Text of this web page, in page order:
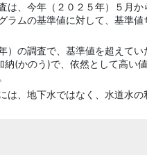
は、今年（２０２５年）５月
ラムの基準値に対して、基準
）の調査で、基準値を超えて
(かのう)で、依然として高い
は、地下水ではなく、水道水の